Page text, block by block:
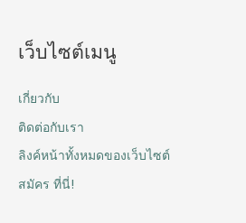
เว็บไซต์เมนู
เกี่ยวกับ
ติดต่อกับเรา
ลิงค์หน้าทั้งหมดของเว็บไซต์
สมัคร ที่นี่!